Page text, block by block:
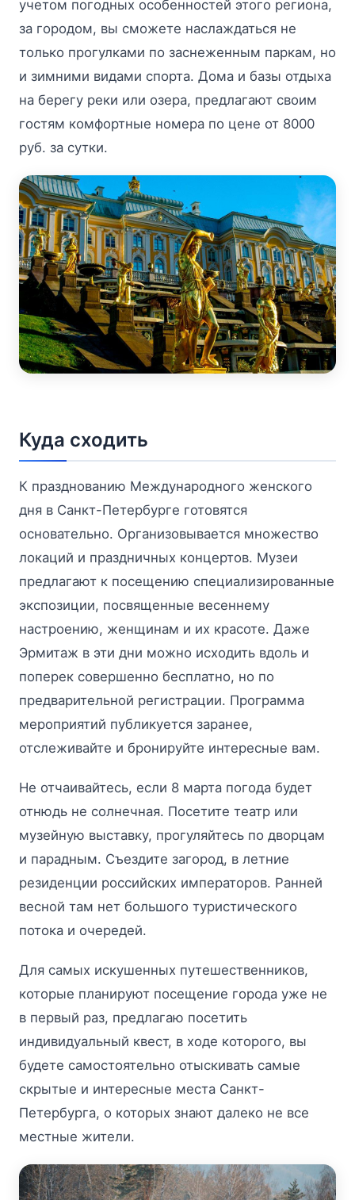
учетом погодных особенностей этого региона,
за городом, вы сможете наслаждаться не
только прогулками по заснеженным паркам, но
и зимними видами спорта. Дома и базы отдыха
на берегу реки или озера, предлагают своим
гостям комфортные номера по цене от 8000
руб. за сутки.
Куда сходить
К празднованию Международного женского
дня в Санкт-Петербурге готовятся
основательно. Организовывается множество
локаций и праздничных концертов. Музеи
предлагают к посещению специализированные
экспозиции, посвященные весеннему
настроению, женщинам и их красоте. Даже
Эрмитаж в эти дни можно исходить вдоль и
поперек совершенно бесплатно, но по
предварительной регистрации. Программа
мероприятий публикуется заранее,
отслеживайте и бронируйте интересные вам.
Не отчаивайтесь, если 8 марта погода будет
отнюдь не солнечная. Посетите театр или
музейную выставку, прогуляйтесь по дворцам
и парадным. Съездите загород, в летние
резиденции российских императоров. Ранней
весной там нет большого туристического
потока и очередей.
Для самых искушенных путешественников,
которые планируют посещение города уже не
в первый раз, предлагаю посетить
индивидуальный квест, в ходе которого, вы
будете самостоятельно отыскивать самые
скрытые и интересные места Санкт-
Петербурга, о которых знают далеко не все
местные жители.